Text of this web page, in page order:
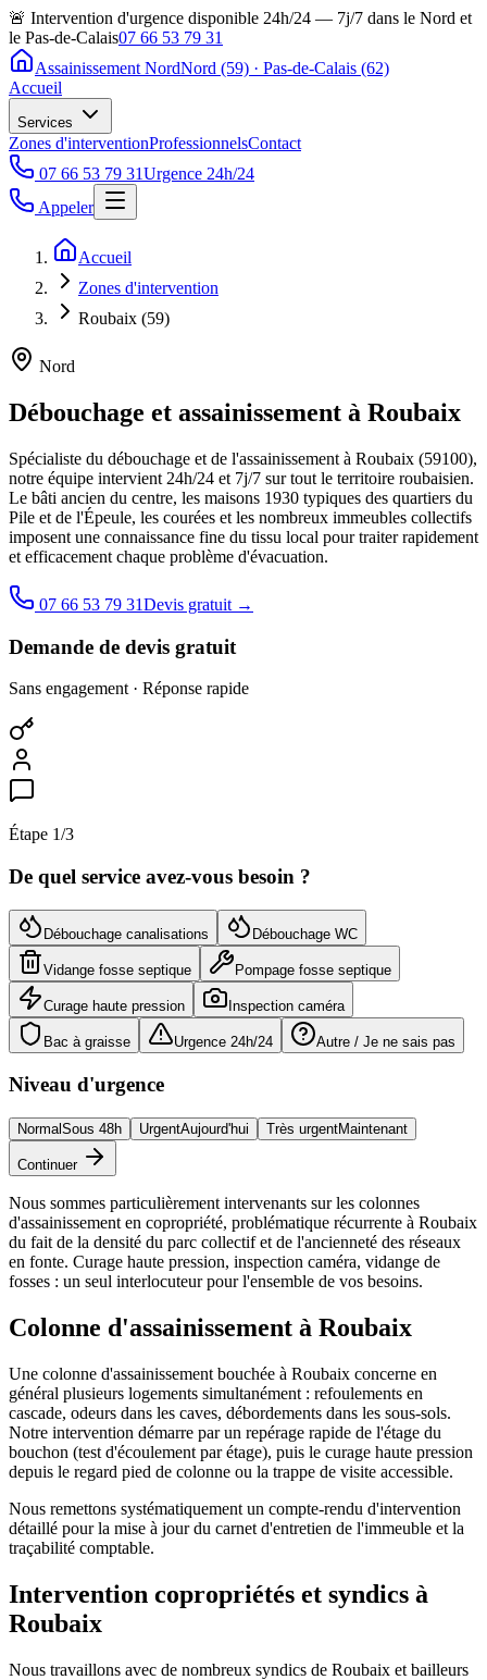
🚨 Intervention d'urgence disponible 24h/24 — 7j/7 dans le Nord et
le Pas-de-Calais07 66 53 79 31
Assainissement NordNord (59) · Pas-de-Calais (62)
Accueil
Services
Zones d'interventionProfessionnelsContact
07 66 53 79 31Urgence 24h/24
Appeler
Accueil
Zones d'intervention
Roubaix (59)
Nord
Débouchage et assainissement à Roubaix
Spécialiste du débouchage et de l'assainissement à Roubaix (59100),
notre équipe intervient 24h/24 et 7j/7 sur tout le territoire roubaisien.
Le bâti ancien du centre, les maisons 1930 typiques des quartiers du
Pile et de l'Épeule, les courées et les nombreux immeubles collectifs
imposent une connaissance fine du tissu local pour traiter rapidement
et efficacement chaque problème d'évacuation.
07 66 53 79 31Devis gratuit →
Demande de devis gratuit
Sans engagement · Réponse rapide
Étape 1/3
De quel service avez-vous besoin ?
Débouchage canalisations Débouchage WC
Vidange fosse septique Pompage fosse septique
Curage haute pression Inspection caméra
Bac à graisse Urgence 24h/24 Autre / Je ne sais pas
Niveau d'urgence
NormalSous 48h UrgentAujourd'hui Très urgentMaintenant
Continuer
Nous sommes particulièrement intervenants sur les colonnes
d'assainissement en copropriété, problématique récurrente à Roubaix
du fait de la densité du parc collectif et de l'ancienneté des réseaux
en fonte. Curage haute pression, inspection caméra, vidange de
fosses : un seul interlocuteur pour l'ensemble de vos besoins.
Colonne d'assainissement à Roubaix
Une colonne d'assainissement bouchée à Roubaix concerne en
général plusieurs logements simultanément : refoulements en
cascade, odeurs dans les caves, débordements dans les sous-sols.
Notre intervention démarre par un repérage rapide de l'étage du
bouchon (test d'écoulement par étage), puis le curage haute pression
depuis le regard pied de colonne ou la trappe de visite accessible.
Nous remettons systématiquement un compte-rendu d'intervention
détaillé pour la mise à jour du carnet d'entretien de l'immeuble et la
traçabilité comptable.
Intervention copropriétés et syndics à
Roubaix
Nous travaillons avec de nombreux syndics de Roubaix et bailleurs